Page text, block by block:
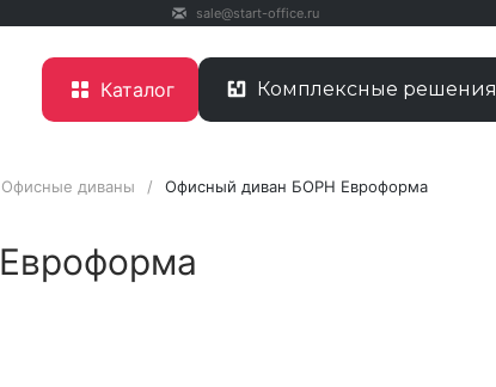
sale@start-office.ru
Каталог Комплексные решения
Офисные диваны / Офисный диван БОРН Евроформа